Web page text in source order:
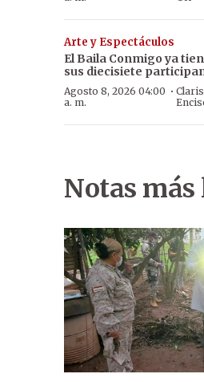
Arte y Espectáculos
El Baila Conmigo ya
sus diecisiete
Agosto 8, 2026 04:00
a. m.
·
Notas más